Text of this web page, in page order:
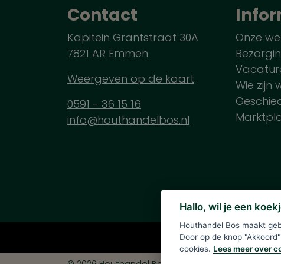
Contact
Kapitein Grantstraat 30A
7821 AR Emmen
Weergeven op de kaart
0591 - 36 15 16
info@houthandelbos.nl
Onze
Wie zijn
Alle vermelde
Hallo, wil je een
Houthandel Bos maakt
Door op de knop
cookies. Lees meer over